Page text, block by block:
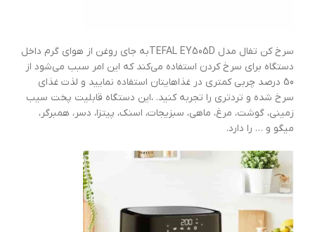
سرخ کن تفال مدل TEFAL EY505Dبه جای روغن از هوای گرم داخل
دستگاه برای سرخ کردن استفاده می‌کند که این امر سبب می‌شود از
50 درصد چربی کمتری در غذاهایتان استفاده نمایید و لذت غذای
سرخ شده و تردتری را تجربه کنید. ،این دستگاه قابلیت پخت سیب
زمینی، گوشت، مرغ، ماهی، سبزیجات، اسنک، پیتزا، دسر، همبرگر،
میگو و … را دارد.